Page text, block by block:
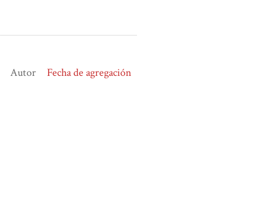
Autor Fecha de agregación